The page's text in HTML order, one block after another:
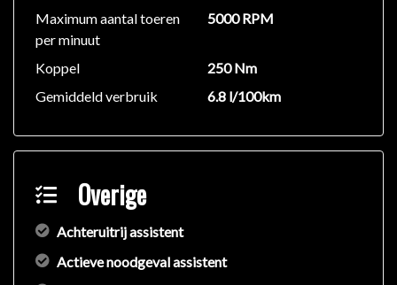
Maximum aantal toeren
per minuut
5000 RPM
Koppel
250 Nm
Gemiddeld verbruik
6.8 l/100km
Overige
Achteruitrij assistent
Actieve noodgeval assistent